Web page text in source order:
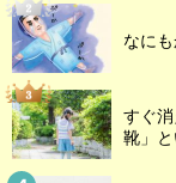
なに
すぐ
靴」